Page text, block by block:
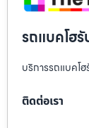
รถแบคโฮ
บริการรถแบคโ
ติดต่อเรา